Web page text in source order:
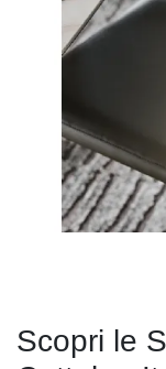
Scopri le